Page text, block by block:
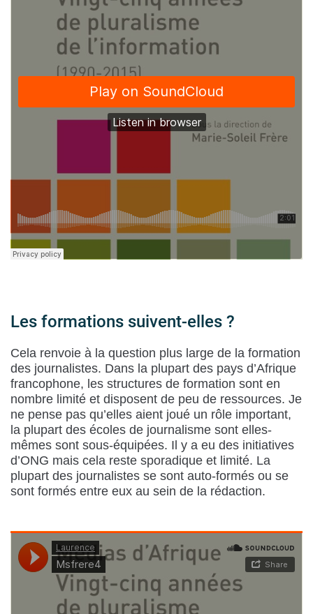
Les formations suivent-elles ?
Cela renvoie à la question plus large de la formation
des journalistes. Dans la plupart des pays d’Afrique
francophone, les structures de formation sont en
nombre limité et disposent de peu de ressources. Je
ne pense pas qu’elles aient joué un rôle important,
la plupart des écoles de journalisme sont elles-
mêmes sont sous-équipées. Il y a eu des initiatives
d’ONG mais cela reste sporadique et limité. La
plupart des journalistes se sont auto-formés ou se
sont formés entre eux au sein de la rédaction.